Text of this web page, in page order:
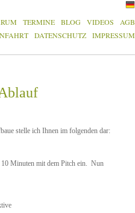
TERMINE BLOG VIDEOS
AGB
DATENSCHUTZ IMPRESSUM
stelle ich Ihnen im folgenden dar:
10 Minuten mit dem Pitch ein. Nun